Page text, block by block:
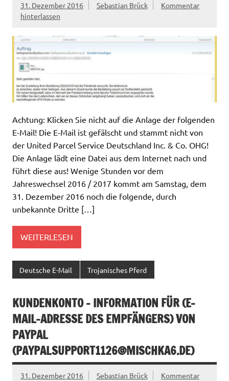
31. Dezember 2016 Sebastian Brück
Kommentar
hinterlassen
Achtung: Klicken Sie nicht auf die Anlage der folgenden
E-Mail! Die E-Mail ist gefälscht und stammt nicht von
der United Parcel Service Deutschland Inc. & Co. OHG!
Die Anlage lädt eine Datei aus dem Internet nach und
führt diese aus! Wenige Stunden vor dem
Jahreswechsel 2016 / 2017 kommt am Samstag, dem
31. Dezember 2016 noch die folgende, durch
unbekannte Dritte […]
WEITERLESEN
Deutsche E-Mail Trojanisches Pferd
KUNDENKONTO – INFORMATION FÜR (E-
MAIL-ADRESSE DES EMPFÄNGERS) VON
PAYPAL
(PAYPALSUPPORT1126@MISCHKA6.DE)
31. Dezember 2016 Sebastian Brück
Kommentar